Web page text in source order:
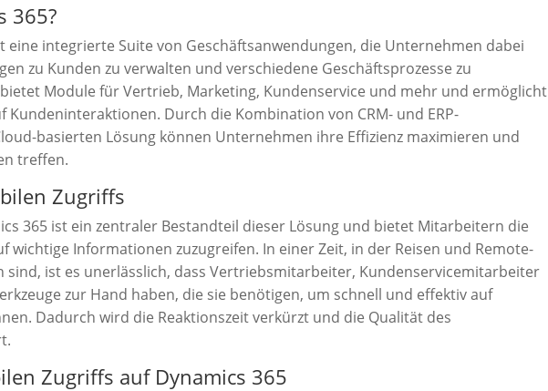
365?
eine integrierte Suite von Geschäftsanwendungen, die Unternehmen dabei
zu Kunden zu verwalten und verschiedene Geschäftsprozesse zu
Module für Vertrieb, Marketing, Kundenservice und mehr und ermöglicht
Kundeninteraktionen. Durch die Kombination von CRM- und ERP-
basierten Lösung können Unternehmen ihre Effizienz maximieren und
treffen.
Zugriffs
365 ist ein zentraler Bestandteil dieser Lösung und bietet Mitarbeitern die
wichtige Informationen zuzugreifen. In einer Zeit, in der Reisen und Remote-
sind, ist es unerlässlich, dass Vertriebsmitarbeiter, Kundenservicemitarbeiter
zur Hand haben, die sie benötigen, um schnell und effektiv auf
Dadurch wird die Reaktionszeit verkürzt und die Qualität des
Zugriffs auf Dynamics 365